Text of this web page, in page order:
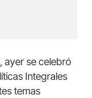
ayer se celebró
Integrales
temas